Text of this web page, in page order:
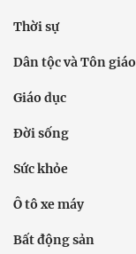
Thời sự
Dân tộc và Tôn giáo
Giáo dục
Đời sống
Sức khỏe
Ô tô xe máy
Bất động sản